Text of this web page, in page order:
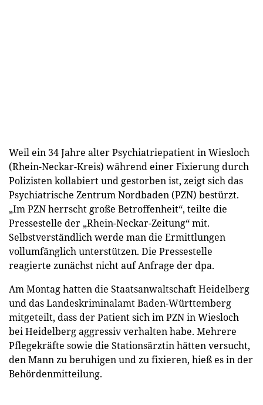
Weil ein 34 Jahre alter Psychiatriepatient in Wiesloch
(Rhein-Neckar-Kreis) während einer Fixierung durch
Polizisten kollabiert und gestorben ist, zeigt sich das
Psychiatrische Zentrum Nordbaden (PZN) bestürzt.
„Im PZN herrscht große Betroffenheit“, teilte die
Pressestelle der „Rhein-Neckar-Zeitung“ mit.
Selbstverständlich werde man die Ermittlungen
vollumfänglich unterstützen. Die Pressestelle
reagierte zunächst nicht auf Anfrage der dpa.
Am Montag hatten die Staatsanwaltschaft Heidelberg
und das Landeskriminalamt Baden-Württemberg
mitgeteilt, dass der Patient sich im PZN in Wiesloch
bei Heidelberg aggressiv verhalten habe. Mehrere
Pflegekräfte sowie die Stationsärztin hätten versucht,
den Mann zu beruhigen und zu fixieren, hieß es in der
Behördenmitteilung.